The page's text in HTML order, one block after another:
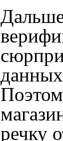
речку